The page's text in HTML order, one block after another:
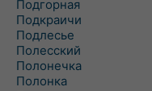
Подгорная
Подкраичи
Подлесье
Полесский
Полонечка
Полонка